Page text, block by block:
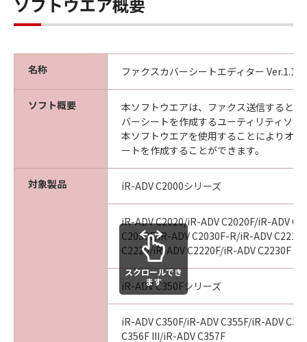
７．保証の否認・免責
状態で使用許諾されます。キヤノン、キヤノン
のライセンサー、キヤノンの子会社、キヤノン
の関連会社、それらの販売代理店または販売店
のいずれも、「本ソフトウェア」に関して、商
品性および特定の目的への適合性の保証を含
め、いかなる保証も、明示たると黙示たるとを
問わず一切しないものとします。
(2) キヤノン、キヤノンのライセンサー、キヤノ
ンの子会社、キヤノンの関連会社、それらの販
売代理店または販売店のいずれも、「本ソフト
ウェア」の使用または使用不能から生ずるいか
なる損害（逸失利益およびその他の派生的また
は付随的な損害を含むがこれらに限定されない
全ての損害を言います。）について、適用法で
認められる限り、一切の責任を負わないものと
します。たとえ、キヤノン、キヤノンのライセ
ンサー、キヤノンの子会社、キヤノンの関連会
社、それらの販売代理店または販売店がかかる
名称 ファクスカバーシートエディター Ver.1.10
ソフト概要
本ソフトウエアは、ファクス送信すると
バーシートを作成するユーティリティソフ
本ソフトウエアを使用することによりオ
ートを作成することができます。
対象製品 iR-ADV C2000シリーズ
iR-ADV C2020/iR-ADV C2020F/iR-ADV
C2030F/iR-ADV C2030F-R/iR-ADV
C2220/iR-ADV C2220F/iR-ADV C2230F
iR-ADV C350Fシリーズ
iR-ADV C350F/iR-ADV C355F/iR-ADV
C356F III/iR-ADV C357F
スクロールでき
ます